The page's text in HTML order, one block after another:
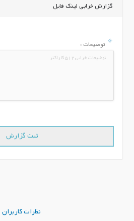
گزارش خرابی لینک فایل
توضیحات :
نظرات کاربران